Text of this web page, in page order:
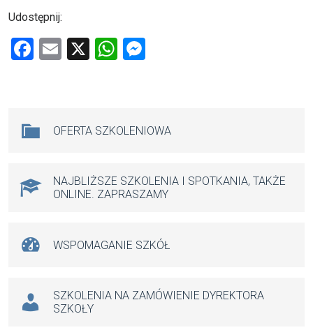
Udostępnij:
F
o
k
E
X
W
A
p
g
OFERTA SZKOLENIOWA
NAJBLIŻSZE SZKOLENIA I SPOTKANIA, TAKŻE
ONLINE. ZAPRASZAMY
WSPOMAGANIE SZKÓŁ
SZKOLENIA NA ZAMÓWIENIE DYREKTORA
SZKOŁY